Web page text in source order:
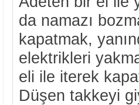
da namazı
kapatmak,
elektrikleri
eli ile iterek
Düşen takkeyi